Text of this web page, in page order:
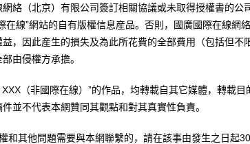
絡（北京）有限公司簽訂相關協議或未取得授權書的公
在線”網站的自有版權信息産品。否則，國廣國際在線網
，因此産生的損失及為此所花費的全部費用（包括但不
由侵權方承擔。
（非國際在線）”的作品，均轉載自其它媒體，轉載目
並不代表本網贊同其觀點和對其真實性負責。
和其他問題需要與本網聯繫的，請在該事由發生之日起30